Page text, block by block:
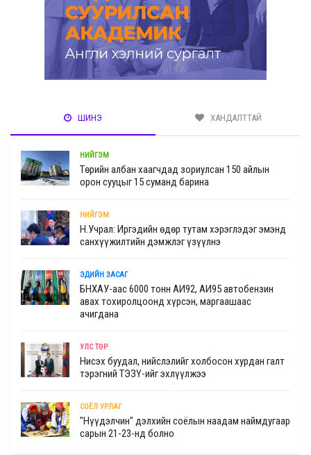
ШИНЭ ХАНДАЛТТАЙ
НИЙГЭМ
Төрийн албан хаагчдад зориулсан 150 айлын
орон сууцыг 15 суманд барина
НИЙГЭМ
Н.Учрал: Иргэдийн өдөр тутам хэрэглэдэг эмэнд
санхүүжилтийн дэмжлэг үзүүлнэ
ЭДИЙН ЗАСАГ
БНХАУ-аас 6000 тонн АИ92, АИ95 автобензин
авах тохиролцоонд хүрсэн, маргаашаас
ачигдана
УЛС ТӨР
Нисэх буудал, нийслэлийг холбосон хурдан галт
тэрэгний ТЭЗҮ-ийг эхлүүлжээ
СОЁЛ УРЛАГ
"Нүүдэлчин" дэлхийн соёлын наадам наймдугаар
сарын 21-23-нд болно